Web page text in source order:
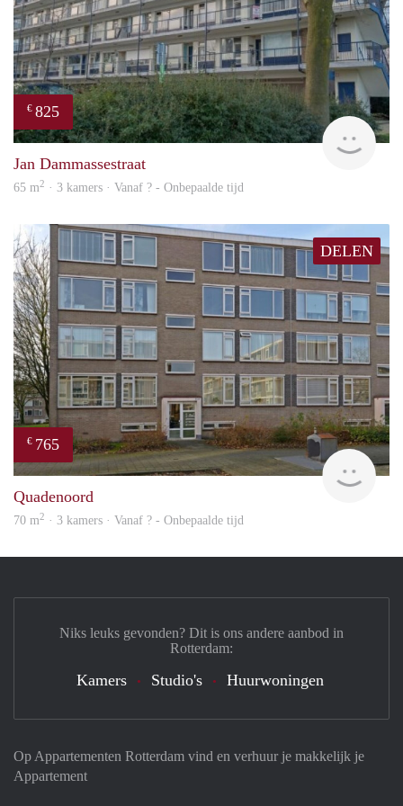
€ 825
Jan Dammassestraat
65 m2 · 3 kamers · Vanaf ? - Onbepaalde tijd
DELEN
€ 765
Quadenoord
70 m2 · 3 kamers · Vanaf ? - Onbepaalde tijd
Op Appartementen Rotterdam vind en verhuur je makkelijk je
Appartement
Niks leuks gevonden? Dit is ons andere aanbod in
Rotterdam:
Kamers Studio's Huurwoningen